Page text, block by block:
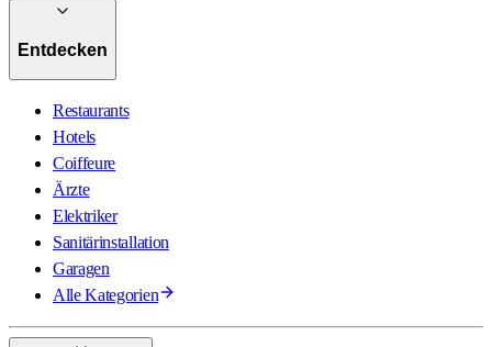
Entdecken
Restaurants
Hotels
Coiffeure
Ärzte
Elektriker
Sanitärinstallation
Garagen
Alle Kategorien